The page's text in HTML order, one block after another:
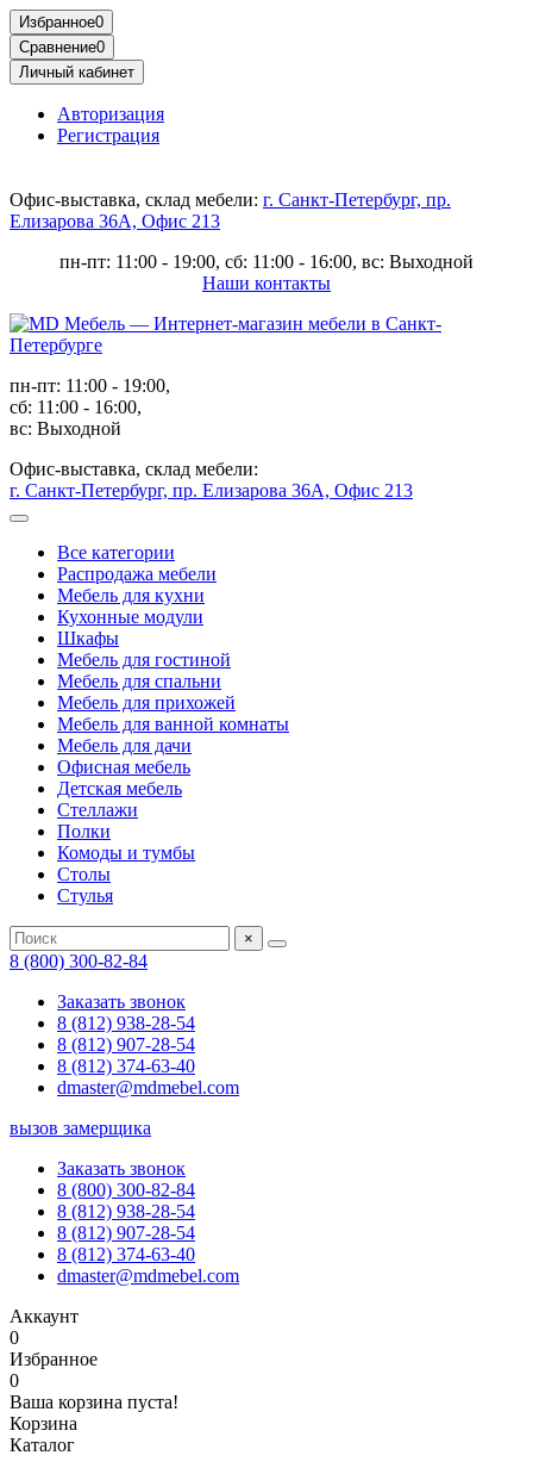
Избранное0
Сравнение0
Личный кабинет
Авторизация
Регистрация
Офис-выставка, склад мебели: г. Санкт-Петербург, пр.
Елизарова 36А, Офис 213
пн-пт: 11:00 - 19:00, сб: 11:00 - 16:00, вс: Выходной
Наши контакты
пн-пт: 11:00 - 19:00,
сб: 11:00 - 16:00,
вс: Выходной
Офис-выставка, склад мебели:
г. Санкт-Петербург, пр. Елизарова 36А, Офис 213
Все категории
Распродажа мебели
Мебель для кухни
Кухонные модули
Шкафы
Мебель для гостиной
Мебель для спальни
Мебель для прихожей
Мебель для ванной комнаты
Мебель для дачи
Офисная мебель
Детская мебель
Стеллажи
Полки
Комоды и тумбы
Столы
Стулья
×
8 (800) 300-82-84
Заказать звонок
8 (812) 938-28-54
8 (812) 907-28-54
8 (812) 374-63-40
dmaster@mdmebel.com
вызов замерщика
Заказать звонок
8 (800) 300-82-84
8 (812) 938-28-54
8 (812) 907-28-54
8 (812) 374-63-40
dmaster@mdmebel.com
Аккаунт
0
Избранное
0
Ваша корзина пуста!
Корзина
Каталог